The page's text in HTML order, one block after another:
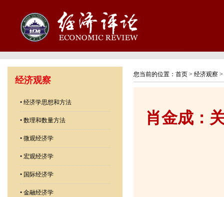
经济观察
• 经济学思想和方法
• 数理和数量方法
• 微观经济学
• 宏观经济学
• 国际经济学
• 金融经济学
您当前的位置： 首页 > 经济观察 >
肖金成：